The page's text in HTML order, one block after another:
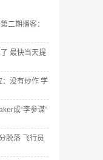
二期播客：
最快当天提
：没有炒作 学
成“李参谋”
脱落 飞行员